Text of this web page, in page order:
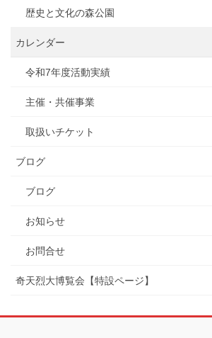
歴史と文化の森公園
カレンダー
令和7年度活動実績
主催・共催事業
取扱いチケット
ブログ
ブログ
お知らせ
お問合せ
奇天烈大博覧会【特設ページ】